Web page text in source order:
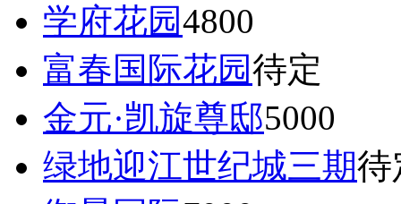
学府花园4800
富春国际花园待定
金元·凯旋尊邸5000
绿地迎江世纪城三期待